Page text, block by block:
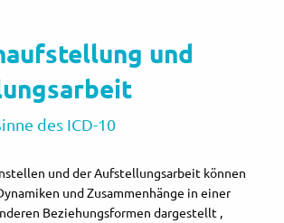
und
des ICD-10
und der Aufstellungsarbeit können
und Zusammenhänge in einer
Beziehungsformen dargestellt ,